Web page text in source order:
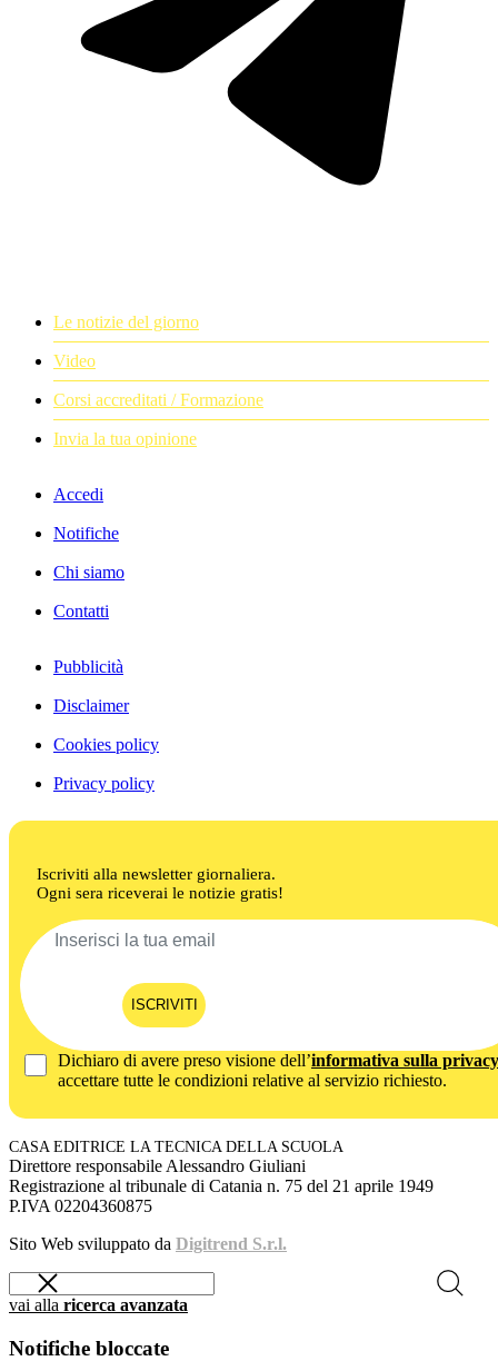
Le notizie del giorno
Video
Corsi accreditati / Formazione
Invia la tua opinione
Accedi
Notifiche
Chi siamo
Contatti
Pubblicità
Disclaimer
Cookies policy
Privacy policy
Iscriviti alla newsletter giornaliera.
Ogni sera riceverai le notizie gratis!
ISCRIVITI
Dichiaro di avere preso visione dell’informativa sulla privacy
accettare tutte le condizioni relative al servizio richiesto.
CASA EDITRICE LA TECNICA DELLA SCUOLA
Direttore responsabile Alessandro Giuliani
Registrazione al tribunale di Catania n. 75 del 21 aprile 1949
P.IVA 02204360875
Sito Web sviluppato da Digitrend S.r.l.
vai alla ricerca avanzata
Notifiche bloccate